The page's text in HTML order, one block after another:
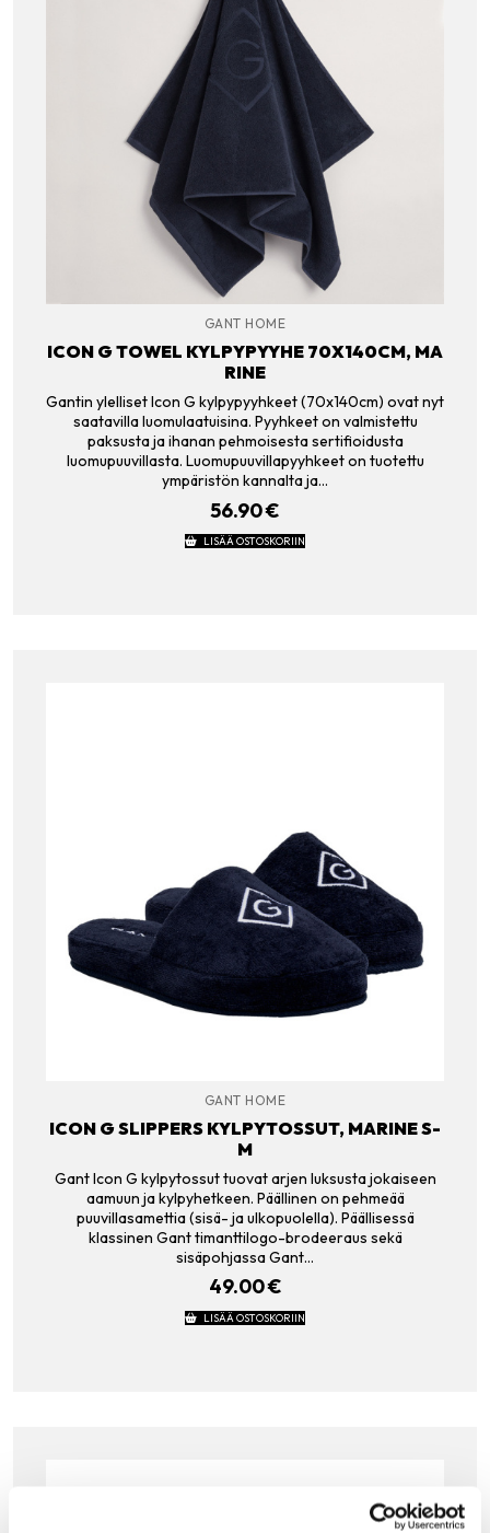
GANT HOME
ICON G TOWEL KYLPYPYYHE 70X140CM, MA
RINE
Gantin ylelliset Icon G kylpypyyhkeet (70x140cm) ovat nyt
saatavilla luomulaatuisina. Pyyhkeet on valmistettu
paksusta ja ihanan pehmoisesta sertifioidusta
luomupuuvillasta. Luomupuuvillapyyhkeet on tuotettu
ympäristön kannalta ja…
56.90€
LISÄÄ OSTOSKORIIN
GANT HOME
ICON G SLIPPERS KYLPYTOSSUT, MARINE S-
M
Gant Icon G kylpytossut tuovat arjen luksusta jokaiseen
aamuun ja kylpyhetkeen. Päällinen on pehmeää
puuvillasamettia (sisä- ja ulkopuolella). Päällisessä
klassinen Gant timanttilogo-brodeeraus sekä
sisäpohjassa Gant…
49.00€
LISÄÄ OSTOSKORIIN